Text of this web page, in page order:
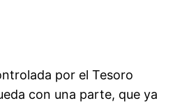
por el Tesoro
con una parte, que ya